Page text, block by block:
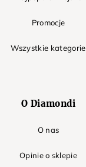
Promocje
Wszystkie kategorie
O Diamondi
O nas
Opinie o sklepie